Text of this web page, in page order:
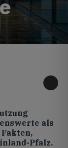
als
Pfalz.